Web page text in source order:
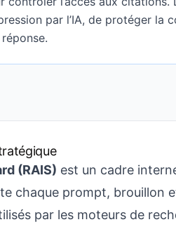
par l’IA, de protéger
(RAIS) est un cadre
chaque prompt, brouillon
par les moteurs de